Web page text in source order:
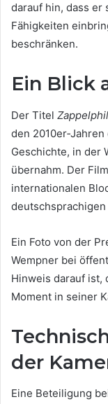
darauf hin, dass er
Fähigkeiten
beschränken.
Ein Blick
Der Titel
den
Geschichte, in der
übernahm. Der
internationalen
Ein Foto von der
Wempner bei
Hinweis darauf ist,
Moment in seiner
der
Eine Beteiligung